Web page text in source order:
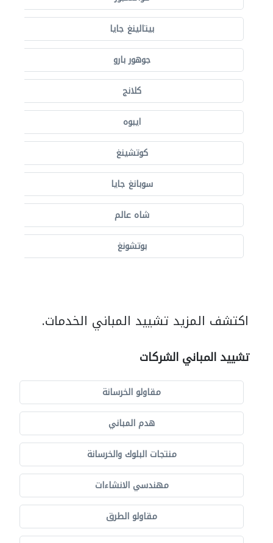
بيتالينغ جايا
جوهور بارو
كلانج
ايبوه
كوتشينغ
سوبانغ جايا
شاه عالم
بوتشونغ
اكتشف المزيد تشييد المباني الخدمات.
تشييد المباني الشركات
مقاولو الخرسانة
هدم المباني
منتجات البلوك والخرسانة
مهندسي الانشاءات
مقاولو الطرق